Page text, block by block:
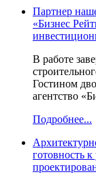
Партнер
«Бизнес
В работе
Гостином
агентство
Подробнее...
готовность